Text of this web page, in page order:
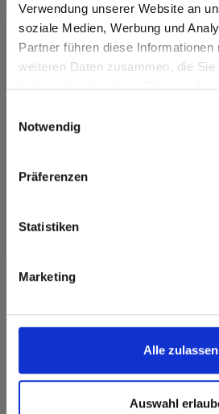
Verwendung unserer Website an
soziale Medien, Werbung und
Partner führen diese
weiteren Daten zusammen, die Sie
haben oder die sie im Rahmen
Notwendig
Präferenzen
Statistiken
Marketing
Alle zulassen
Auswahl
Are you based in the
Go to the Fundermax North America
Resistente ai graffi
Caratteristiche della
Superficie
permanentemente
Taglio senza schegge,
Questo potrebbe interessarti